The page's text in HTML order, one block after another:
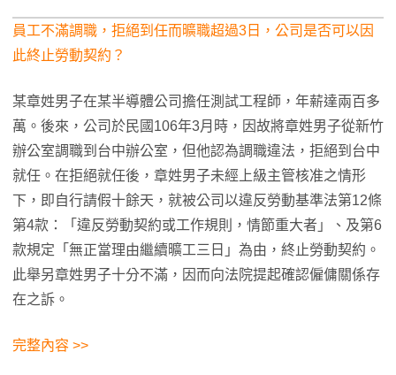
員工不滿調職，拒絕到任而曠職超過3日，公司是否可以因
此終止勞動契約？
某章姓男子在某半導體公司擔任測試工程師，年薪達兩百多
萬。後來，公司於民國106年3月時，因故將章姓男子從新竹
辦公室調職到台中辦公室，但他認為調職違法，拒絕到台中
就任。在拒絕就任後，章姓男子未經上級主管核准之情形
下，即自行請假十餘天，就被公司以違反勞動基準法第12條
第4款：「違反勞動契約或工作規則，情節重大者」、及第6
款規定「無正當理由繼續曠工三日」為由，終止勞動契約。
此舉另章姓男子十分不滿，因而向法院提起確認僱傭關係存
在之訴。
完整內容 >>